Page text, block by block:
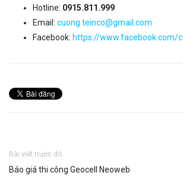
Hotline: 0915.811.999
Email: cuong.teinco@gmail.com
Facebook: https://www.facebook.com/
Bài viết trước đó
Báo giá thi công Geocell Neoweb